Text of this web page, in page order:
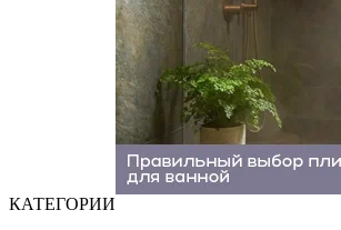
КАТЕГОРИИ